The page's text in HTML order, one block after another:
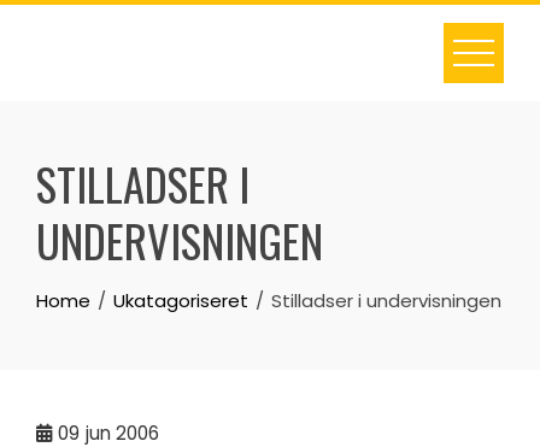
Skip
STILLADSER I
UNDERVISNINGEN
Home Ukatagoriseret Stilladser i undervisningen
09 jun 2006